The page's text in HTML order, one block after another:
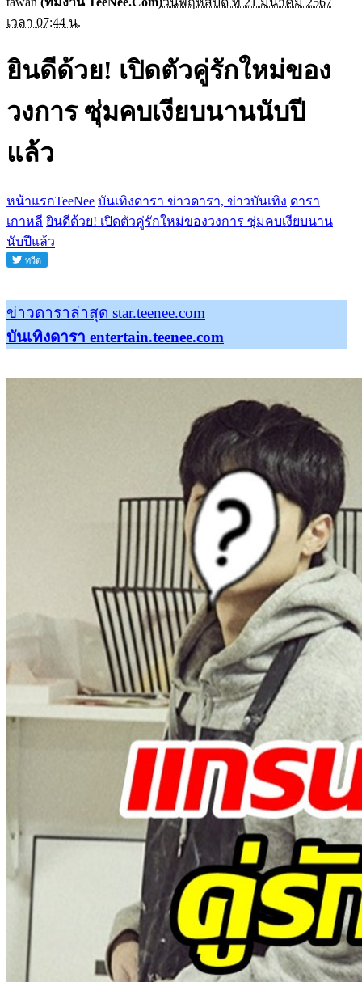
เวลา 07:44 น.
ยินดีด้วย! เปิดตัวคู่รักใหม่ของ
วงการ ซุ่มคบเงียบนานนับปี
แล้ว
หน้าแรกTeeNee บันเทิงดารา ข่าวดารา, ข่าวบันเทิง ดารา
เกาหลี ยินดีด้วย! เปิดตัวคู่รักใหม่ของวงการ ซุ่มคบเงียบนาน
นับปีแล้ว
ข่าวดาราล่าสุด star.teenee.com
บันเทิงดารา entertain.teenee.com